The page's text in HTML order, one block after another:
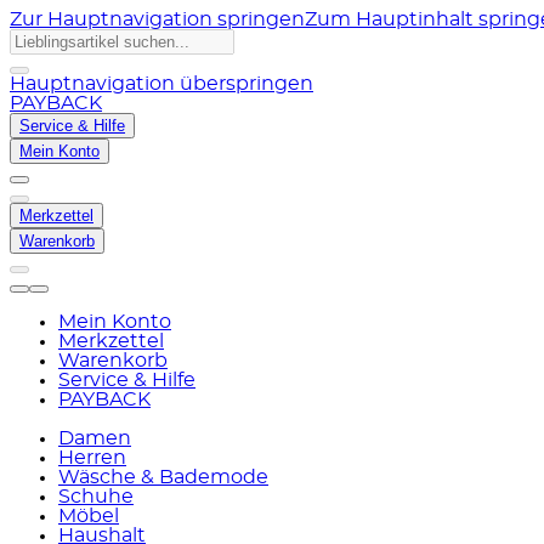
Zur Hauptnavigation springenZum Hauptinhalt
Hauptnavigation überspringen
PAYBACK
Service & Hilfe
Mein Konto
Merkzettel
Warenkorb
Mein Konto
Merkzettel
Warenkorb
Service & Hilfe
PAYBACK
Damen
Herren
Wäsche & Bademode
Schuhe
Möbel
Haushalt